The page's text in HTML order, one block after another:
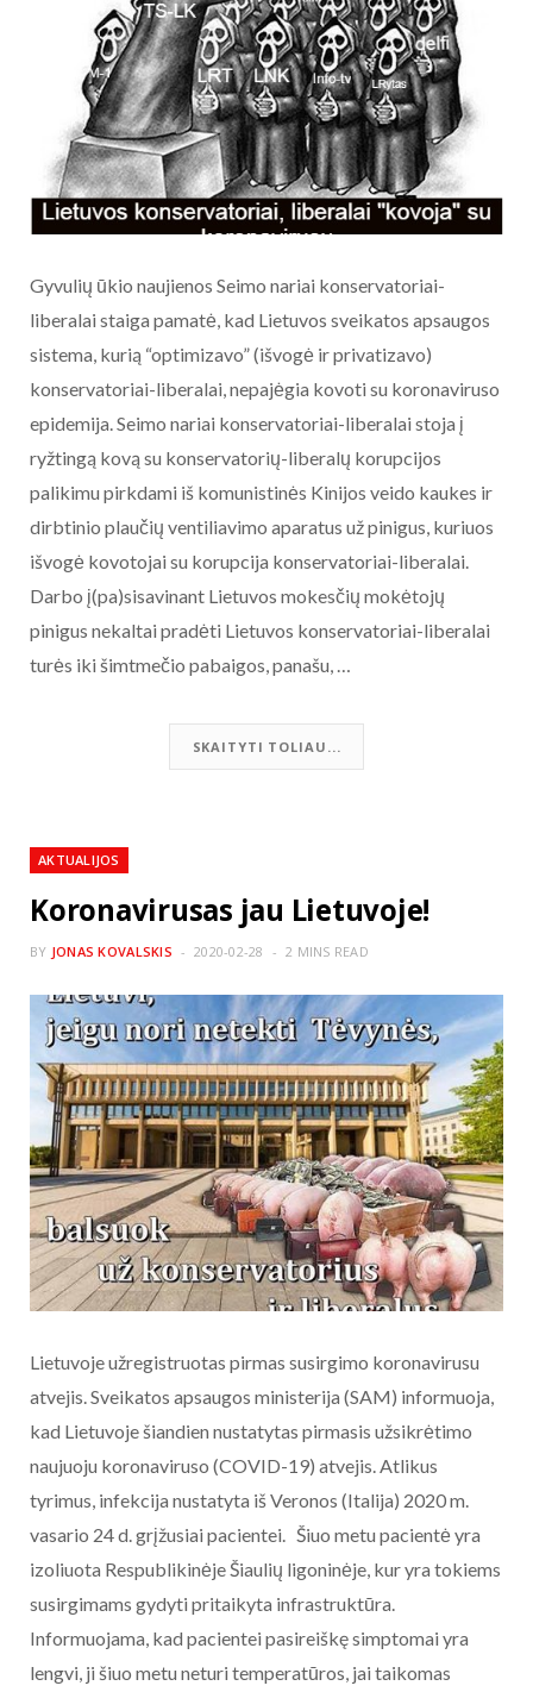
Gyvulių ūkio naujienos Seimo nariai konservatoriai-
liberalai staiga pamatė, kad Lietuvos sveikatos apsaugos
sistema, kurią “optimizavo” (išvogė ir privatizavo)
konservatoriai-liberalai, nepajėgia kovoti su koronaviruso
epidemija. Seimo nariai konservatoriai-liberalai stoja į
ryžtingą kovą su konservatorių-liberalų korupcijos
palikimu pirkdami iš komunistinės Kinijos veido kaukes ir
dirbtinio plaučių ventiliavimo aparatus už pinigus, kuriuos
išvogė kovotojai su korupcija konservatoriai-liberalai.
Darbo į(pa)sisavinant Lietuvos mokesčių mokėtojų
pinigus nekaltai pradėti Lietuvos konservatoriai-liberalai
turės iki šimtmečio pabaigos, panašu, …
SKAITYTI TOLIAU...
AKTUALIJOS
Koronavirusas jau Lietuvoje!
BY JONAS KOVALSKIS 2020-02-28 2 MINS READ
Lietuvoje užregistruotas pirmas susirgimo koronavirusu
atvejis. Sveikatos apsaugos ministerija (SAM) informuoja,
kad Lietuvoje šiandien nustatytas pirmasis užsikrėtimo
naujuoju koronaviruso (COVID-19) atvejis. Atlikus
tyrimus, infekcija nustatyta iš Veronos (Italija) 2020 m.
vasario 24 d. grįžusiai pacientei. Šiuo metu pacientė yra
izoliuota Respublikinėje Šiaulių ligoninėje, kur yra tokiems
susirgimams gydyti pritaikyta infrastruktūra.
Informuojama, kad pacientei pasireiškę simptomai yra
lengvi, ji šiuo metu neturi temperatūros, jai taikomas